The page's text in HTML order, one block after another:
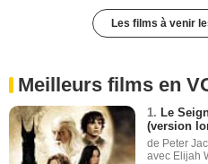
Les films à venir
Meilleurs films en
1. Le
(version
de Peter
avec Elijah